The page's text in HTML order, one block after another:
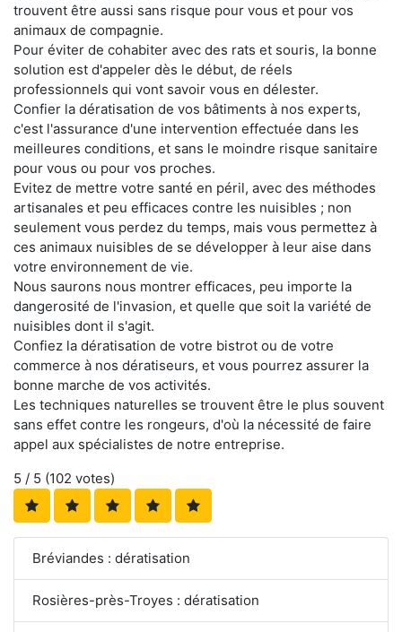
trouvent être aussi sans risque pour vous et pour vos
animaux de compagnie.
Pour éviter de cohabiter avec des rats et souris, la bonne
solution est d'appeler dès le début, de réels
professionnels qui vont savoir vous en délester.
Confier la dératisation de vos bâtiments à nos experts,
c'est l'assurance d'une intervention effectuée dans les
meilleures conditions, et sans le moindre risque sanitaire
pour vous ou pour vos proches.
Evitez de mettre votre santé en péril, avec des méthodes
artisanales et peu efficaces contre les nuisibles ; non
seulement vous perdez du temps, mais vous permettez à
ces animaux nuisibles de se développer à leur aise dans
votre environnement de vie.
Nous saurons nous montrer efficaces, peu importe la
dangerosité de l'invasion, et quelle que soit la variété de
nuisibles dont il s'agit.
Confiez la dératisation de votre bistrot ou de votre
commerce à nos dératiseurs, et vous pourrez assurer la
bonne marche de vos activités.
Les techniques naturelles se trouvent être le plus souvent
sans effet contre les rongeurs, d'où la nécessité de faire
appel aux spécialistes de notre entreprise.
5 / 5 (102 votes)
Bréviandes : dératisation
Rosières-près-Troyes : dératisation